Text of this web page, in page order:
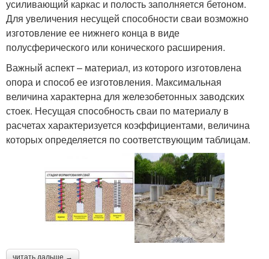
усиливающий каркас и полость заполняется бетоном.
Для увеличения несущей способности сваи возможно
изготовление ее нижнего конца в виде
полусферического или конического расширения.
Важный аспект – материал, из которого изготовлена
опора и способ ее изготовления. Максимальная
величина характерна для железобетонных заводских
стоек. Несущая способность сваи по материалу в
расчетах характеризуется коэффициентами, величина
которых определяется по соответствующим таблицам.